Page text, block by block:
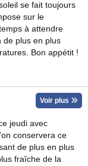
se fait toujours
sur le
à attendre
de plus en plus
Bon appétit !
Voir plus
jeudi avec
conservera ce
de plus en plus
fraîche de la